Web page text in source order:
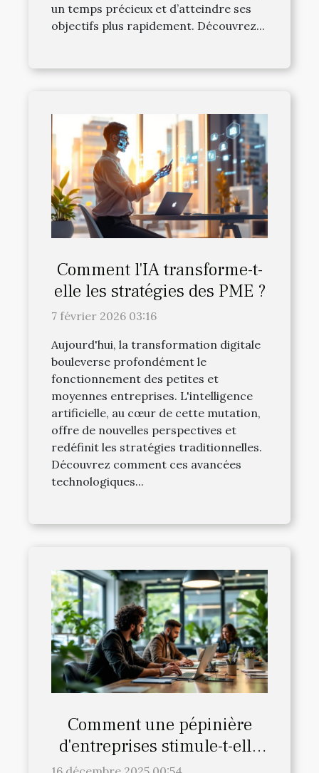
un temps précieux et d’atteindre ses
objectifs plus rapidement. Découvrez...
Comment l'IA transforme-t-
elle les stratégies des PME ?
7 février 2026 03:16
Aujourd'hui, la transformation digitale
bouleverse profondément le
fonctionnement des petites et
moyennes entreprises. L'intelligence
artificielle, au cœur de cette mutation,
offre de nouvelles perspectives et
redéfinit les stratégies traditionnelles.
Découvrez comment ces avancées
technologiques...
Comment une pépinière
d'entreprises stimule-t-elle
l'innovation locale ?